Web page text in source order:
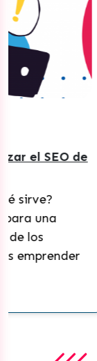
¿Qué
redes
que